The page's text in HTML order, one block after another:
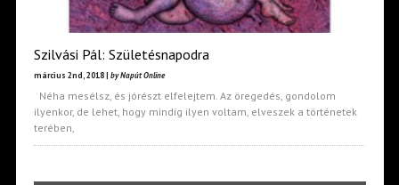
Szilvási Pál: Születésnapodra
március 2nd, 2018 | by Napút Online
Néha mesélsz, és jórészt elfelejtem. Az öregedés, gondolom
ilyenkor, de lehet, hogy mindig ilyen voltam, elveszek a történetek
terében,